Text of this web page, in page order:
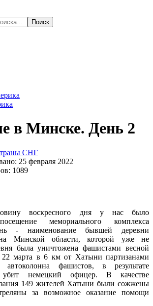
Поиск
в Минске. День 2
СНГ
25 февраля 2022
1089
воскресного дня у нас было
мемориального комплекса
- наименование бывшей деревни
Минской области, которой уже не
была уничтожена фашистами весной
марта в 6 км от Хатыни партизанами
автоколонна фашистов, в результате
немецкий офицер. В качестве
149 жителей Хатыни были сожжены
за возможное оказание помощи